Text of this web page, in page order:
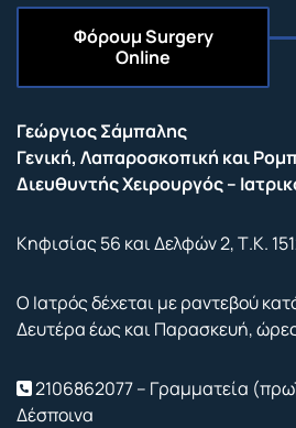
ΦόρουμSurgery
Online
Γεώργιος Σάμπαλης
Γενική, Λαπαροσκοπική και
Διευθυντής Χειρουργός –
Κηφισίας 56 και Δελφών 2, Τ.Κ.
Ο Ιατρός δέχεται με ραντεβού
Δευτέρα έως και Παρασκευή,
2106862077 – Γραμματεία
Δέσποινα